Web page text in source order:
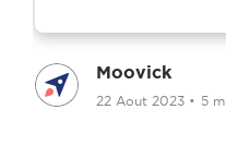
Moovick
22 Aout 2023 • 5